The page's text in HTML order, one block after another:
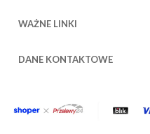
WAŻNE LINKI
DANE KONTAKTOWE